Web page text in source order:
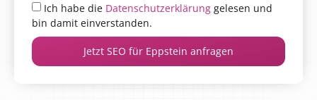
Ich habe die Datenschutzerklärung gelesen und
bin damit einverstanden.
Jetzt SEO für Eppstein anfragen